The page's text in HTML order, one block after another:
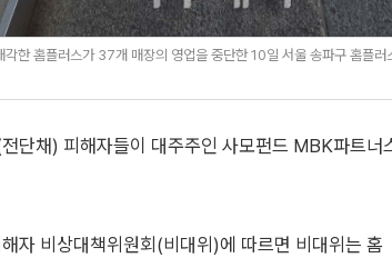
한 홈플러스가 37개 매장의 영업을 중단한 10일 서울 송파구 홈플러
단채) 피해자들이 대주주인 사모펀드 MBK파트너
자 비상대책위원회(비대위)에 따르면 비대위는 홈